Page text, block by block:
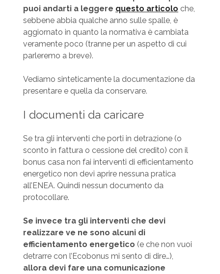
puoi andarti a leggere questo articolo che,
sebbene abbia qualche anno sulle spalle, è
aggiornato in quanto la normativa è cambiata
veramente poco (tranne per un aspetto di cui
parleremo a breve).
Vediamo sinteticamente la documentazione da
presentare e quella da conservare.
I documenti da caricare
Se tra gli interventi che porti in detrazione (o
sconto in fattura o cessione del credito) con il
bonus casa non fai interventi di efficientamento
energetico non devi aprire nessuna pratica
all’ENEA. Quindi nessun documento da
protocollare.
Se invece tra gli interventi che devi
realizzare ve ne sono alcuni di
efficientamento energetico (e che non vuoi
detrarre con l’Ecobonus mi sento di dire…),
allora devi fare una comunicazione